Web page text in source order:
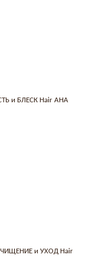
и БЛЕСК Hair AHA
и УХОД Hair